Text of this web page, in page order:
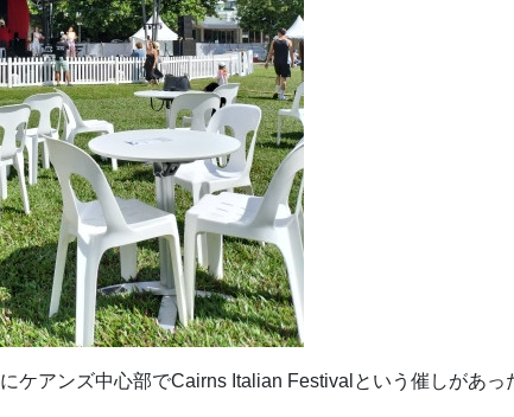
ケアンズ中心部でCairns Italian Festivalという催しがあっ